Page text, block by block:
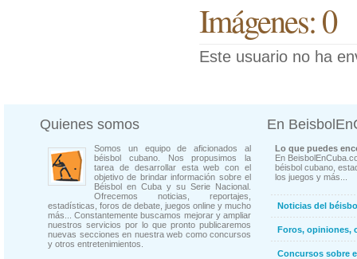
Imágenes: 0
Este usuario no ha
Quienes somos
Somos un equipo de aficionados al
béisbol cubano. Nos propusimos la
tarea de desarrollar esta web con el
objetivo de brindar información sobre el
Béisbol en Cuba y su Serie Nacional.
Ofrecemos noticias, reportajes,
estadísticas, foros de debate, juegos online y mucho
más... Constantemente buscamos mejorar y ampliar
nuestros servicios por lo que pronto publicaremos
nuevas secciones en nuestra web como concursos
y otros entretenimientos.
En
Lo que puedes
En
béisbol cubano,
los juegos y más...
Noticias del
Foros, opiniones,
Concursos sobre